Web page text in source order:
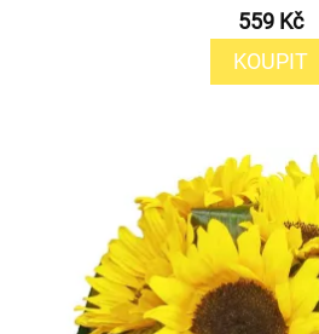
559 Kč
KOUPIT